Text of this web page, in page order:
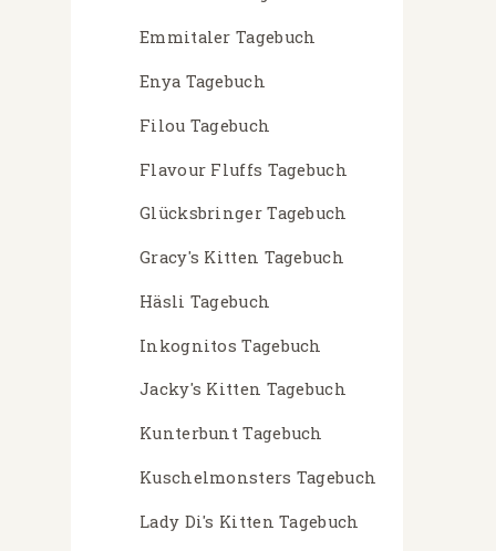
Emmitaler Tagebuch
Enya Tagebuch
Filou Tagebuch
Flavour Fluffs Tagebuch
Glücksbringer Tagebuch
Gracy's Kitten Tagebuch
Häsli Tagebuch
Inkognitos Tagebuch
Jacky's Kitten Tagebuch
Kunterbunt Tagebuch
Kuschelmonsters Tagebuch
Lady Di's Kitten Tagebuch